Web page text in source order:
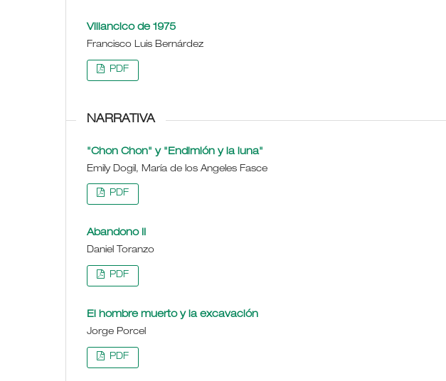
Villancico de 1975
Francisco Luis Bernárdez
PDF
NARRATIVA
"Chon Chon" y "Endimión y la luna"
Emily Dogil, María de los Angeles Fasce
PDF
Abandono II
Daniel Toranzo
PDF
El hombre muerto y la excavación
Jorge Porcel
PDF